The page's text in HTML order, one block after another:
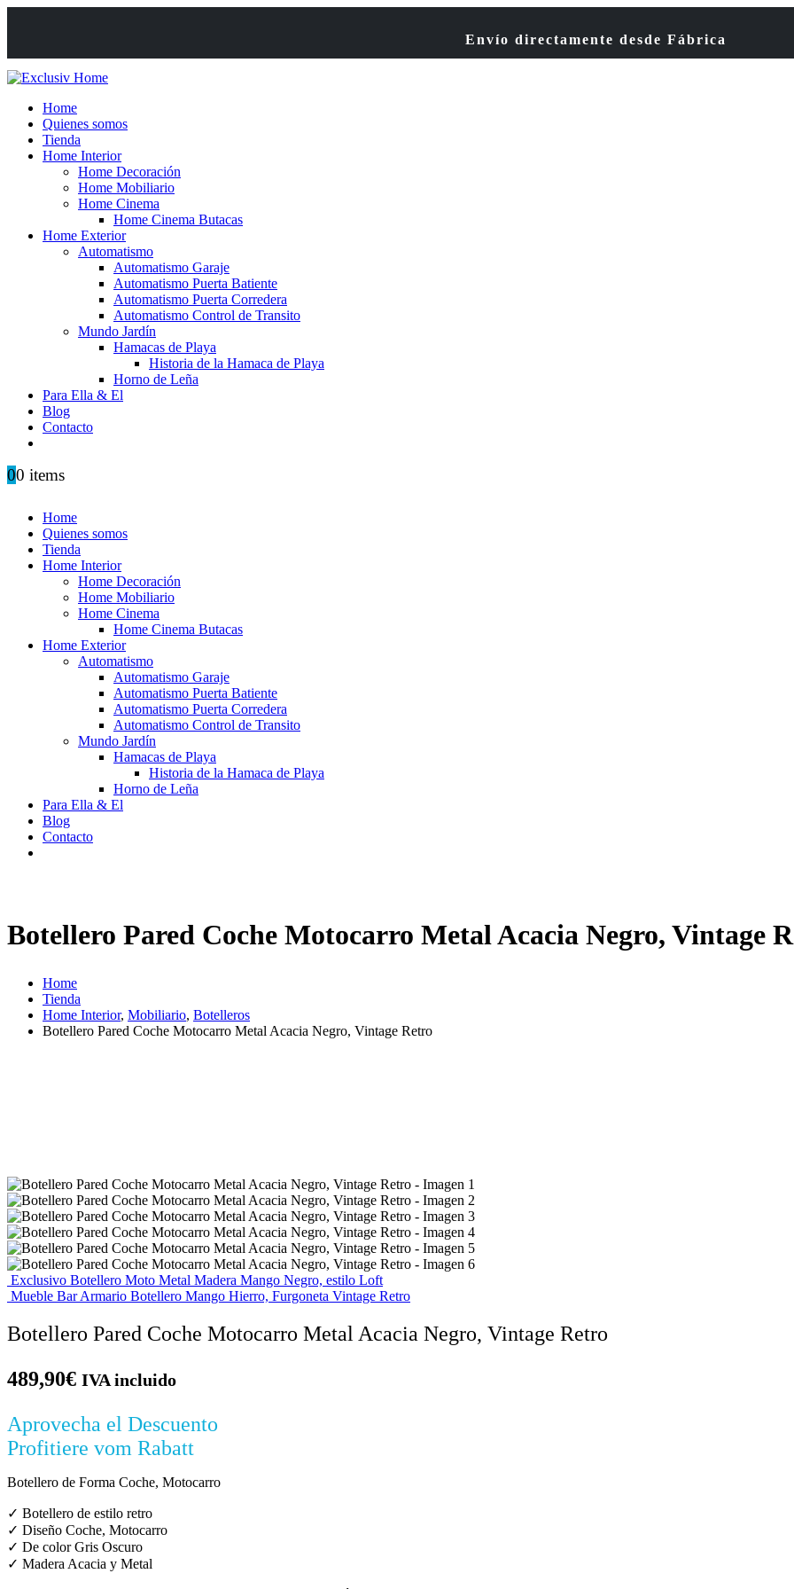
Envío directamente desde Fábrica
Home
Quienes somos
Tienda
Home Interior
Home Decoración
Home Mobiliario
Home Cinema
Home Cinema Butacas
Home Exterior
Automatismo
Automatismo Garaje
Automatismo Puerta Batiente
Automatismo Puerta Corredera
Automatismo Control de Transito
Mundo Jardín
Hamacas de Playa
Historia de la Hamaca de Playa
Horno de Leña
Para Ella & El
Blog
Contacto
00 items
Home
Quienes somos
Tienda
Home Interior
Home Decoración
Home Mobiliario
Home Cinema
Home Cinema Butacas
Home Exterior
Automatismo
Automatismo Garaje
Automatismo Puerta Batiente
Automatismo Puerta Corredera
Automatismo Control de Transito
Mundo Jardín
Hamacas de Playa
Historia de la Hamaca de Playa
Horno de Leña
Para Ella & El
Blog
Contacto
Botellero Pared Coche Motocarro Metal Acacia Negro, Vintage
Home
Tienda
Home Interior, Mobiliario, Botelleros
Botellero Pared Coche Motocarro Metal Acacia Negro, Vintage Retro
Exclusivo Botellero Moto Metal Madera Mango Negro, estilo Loft
Mueble Bar Armario Botellero Mango Hierro, Furgoneta Vintage Retro
Botellero Pared Coche Motocarro Metal Acacia Negro, Vintage Retro
489,90€ IVA incluido
Aprovecha el Descuento
Profitiere vom Rabatt
Botellero de Forma Coche, Motocarro
✓ Botellero de estilo retro
✓ Diseño Coche, Motocarro
✓ De color Gris Oscuro
✓ Madera Acacia y Metal